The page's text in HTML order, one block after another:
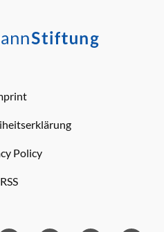
Policy
RSS